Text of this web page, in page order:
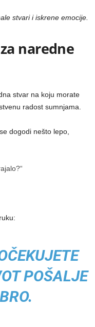
stvari i iskrene emocije.
naredne
stvar na koju morate
radost sumnjama.
dogodi nešto lepo,
POŠALJE